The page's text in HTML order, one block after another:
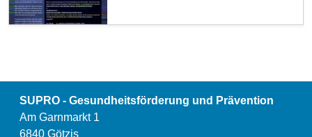
SUPRO - Gesundheitsförderung und Prävention
Am Garnmarkt 1
6840 Götzis